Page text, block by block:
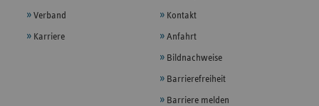
Verband
Karriere
Kontakt
Anfahrt
Bildnachweise
Barrierefreiheit
Barriere melden